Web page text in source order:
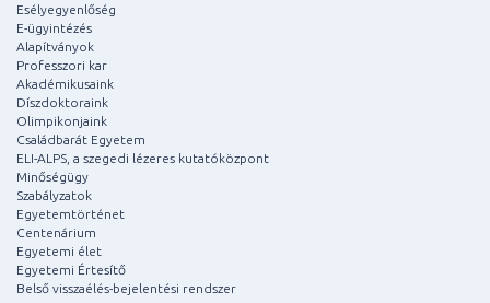
Esélyegyenlőség
E-ügyintézés
Alapítványok
Professzori kar
Akadémikusaink
Díszdoktoraink
Olimpikonjaink
Családbarát Egyetem
ELI-ALPS, a szegedi lézeres kutatóközpont
Minőségügy
Szabályzatok
Egyetemtörténet
Centenárium
Egyetemi élet
Egyetemi Értesítő
Belső visszaélés-bejelentési rendszer